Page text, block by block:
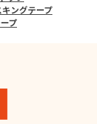
ングテープ
プ